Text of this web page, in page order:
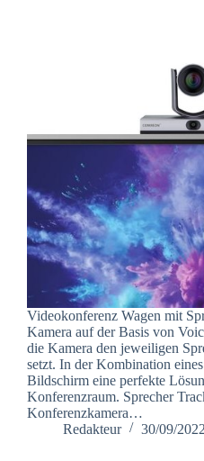
Videokonferenz Wagen mit
Kamera auf der Basis von
die Kamera den jeweiligen
setzt. In der Kombination
Bildschirm eine perfekte
Konferenzraum. Sprecher
Konferenzkamera…
Redakteur
30/09/2022